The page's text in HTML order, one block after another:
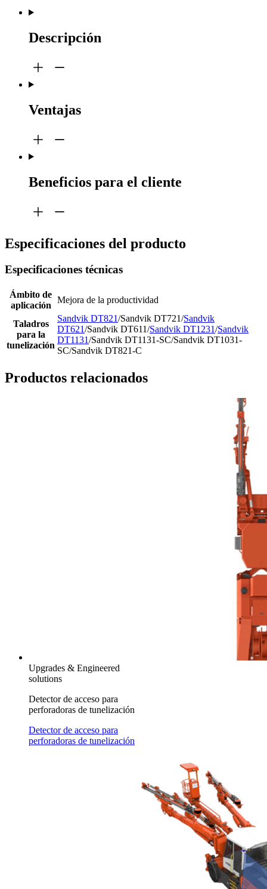
Descripción
Ventajas
Beneficios para el cliente
Especificaciones del producto
Especificaciones técnicas
Ámbito de
aplicación
Mejora de la productividad
Taladros
para la
tunelización
Sandvik DT821/Sandvik DT721/Sandvik
DT621/Sandvik DT611/Sandvik DT1231/Sandvik
DT1131/Sandvik DT1131-SC/Sandvik DT1031-
SC/Sandvik DT821-C
Productos relacionados
Upgrades & Engineered
solutions
Detector de acceso para
perforadoras de tunelización
Detector de acceso para
perforadoras de tunelización